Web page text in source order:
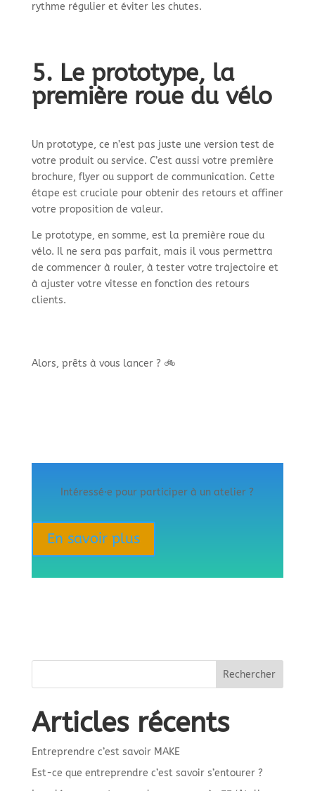
rythme régulier et éviter les chutes.
5. Le prototype, la
première roue du vélo
Un prototype, ce n’est pas juste une version test de
votre produit ou service. C’est aussi votre première
brochure, flyer ou support de communication. Cette
étape est cruciale pour obtenir des retours et affiner
votre proposition de valeur.
Le prototype, en somme, est la première roue du
vélo. Il ne sera pas parfait, mais il vous permettra
de commencer à rouler, à tester votre trajectoire et
à ajuster votre vitesse en fonction des retours
clients.
Alors, prêts à vous lancer ? 🚲
Intéressé·e pour participer à un atelier ?
En savoir plus
Rechercher
Articles récents
Entreprendre c’est savoir MAKE
Est-ce que entreprendre c’est savoir s’entourer ?